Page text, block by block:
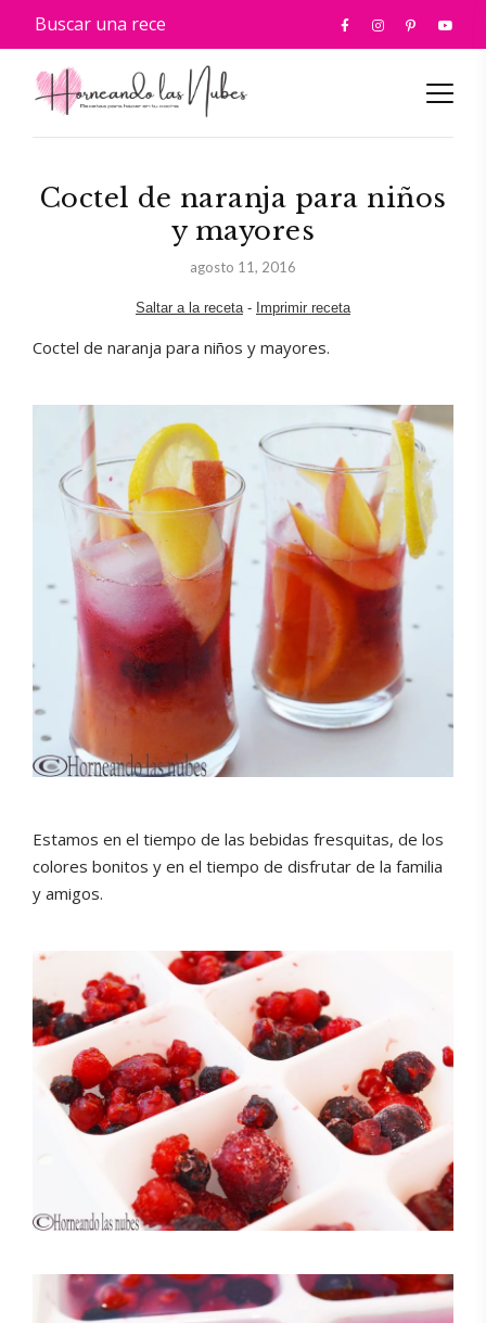
Coctel de naranja para niños
y mayores
agosto 11, 2016
Saltar a la receta- Imprimir receta
Coctel de naranja para niños y mayores.
Estamos en el tiempo de las bebidas fresquitas, de los
colores bonitos y en el tiempo de disfrutar de la familia
y amigos.